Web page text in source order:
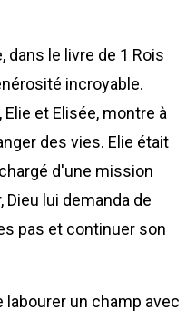
dans le livre de 1 Rois
incroyable.
et Elisée, montre à
des vies. Elie était
d'une mission
Dieu lui demanda de
pas et continuer son
labourer un champ avec